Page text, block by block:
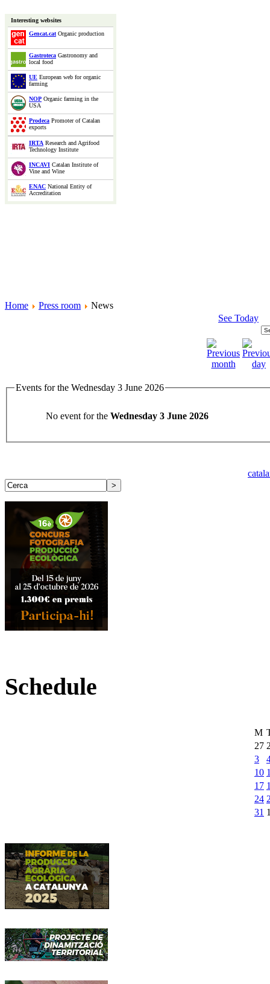
Interesting websites
Gencat.catOrganic production
Gastroteca Gastronomy and
local food
UE European web for organic
farming
NOP Organic farming in the
USA
Prodeca Promoter of Catalan
exports
IRTA Research and Agrifood
Technology Institute
INCAVI Catalan Institute of
Vine and Wine
ENAC National Entity of
Accreditation
Home Press room
News
See Today
Events for the Wednesday 3 June 2026
No event for the Wednesday 3 June 2026
Schedule
M
27
3
10
17
24
31